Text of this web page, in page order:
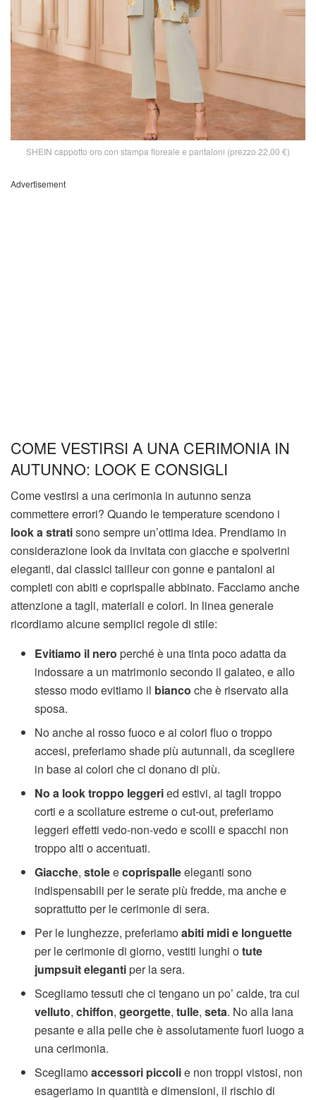
SHEIN cappotto oro con stampa floreale e pantaloni (prezzo 22,00 €)
Advertisement
COME VESTIRSI A UNA CERIMONIA IN
AUTUNNO: LOOK E CONSIGLI
Come vestirsi a una cerimonia in autunno senza
commettere errori? Quando le temperature scendono i
look a stratisono sempre un’ottima idea. Prendiamo in
considerazione look da invitata con giacche e spolverini
eleganti, dai classici tailleur con gonne e pantaloni ai
completi con abiti e coprispalle abbinato. Facciamo anche
attenzione a tagli, materiali e colori. In linea generale
ricordiamo alcune semplici regole di stile:
Evitiamo il nero perché è una tinta poco adatta da
indossare a un matrimonio secondo il galateo, e allo
stesso modo evitiamo il bianco che è riservato alla
sposa.
No anche al rosso fuoco e ai colori fluo o troppo
accesi, preferiamo shade più autunnali, da scegliere
in base ai colori che ci donano di più.
No a look troppo leggeried estivi, ai tagli troppo
corti e a scollature estreme o cut-out, preferiamo
leggeri effetti vedo-non-vedo e scolli e spacchi non
troppo alti o accentuati.
Giacche,stoleecoprispalleeleganti sono
indispensabili per le serate più fredde, ma anche e
soprattutto per le cerimonie di sera.
Per le lunghezze, preferiamoabiti midi e longuette
per le cerimonie di giorno, vestiti lunghi otute
jumpsuit elegantiper la sera.
Scegliamo tessuti che ci tengano un po’ calde, tra cui
velluto,chiffon,georgette,tulle,seta. No alla lana
pesante e alla pelle che è assolutamente fuori luogo a
una cerimonia.
Scegliamoaccessori piccolie non troppi vistosi, non
esageriamo in quantità e dimensioni, il rischio di